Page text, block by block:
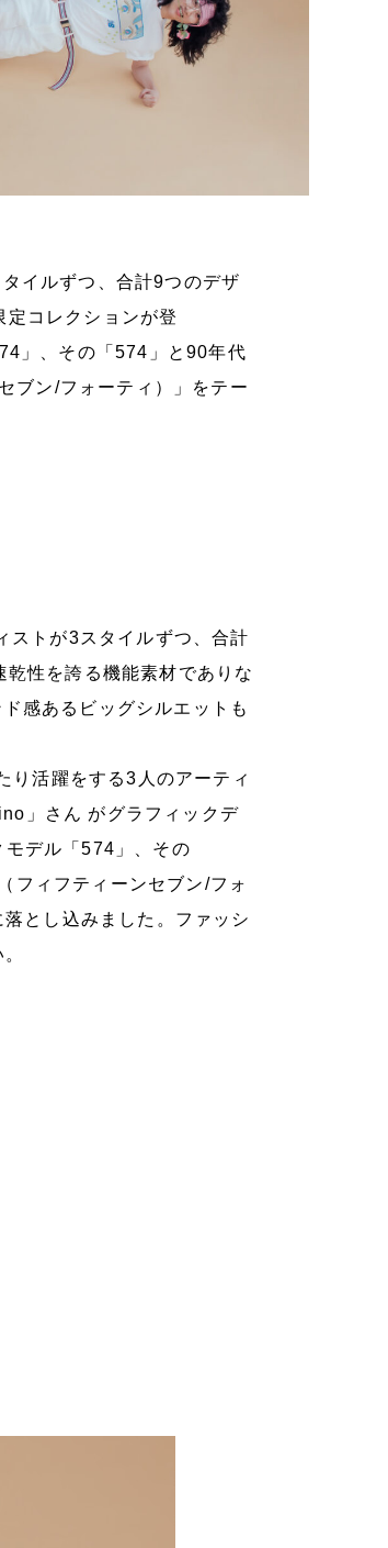
イルずつ、合計9つのデザ
コレクションが登
」、その「574」と90年代
ブン/フォーティ）」をテー
ストが3スタイルずつ、合計
性を誇る機能素材でありな
感あるビッグシルエットも
り活躍をする3人のアーティ
」さん がグラフィックデ
デル「574」、その
フィフティーンセブン/フォ
とし込みました。ファッシ